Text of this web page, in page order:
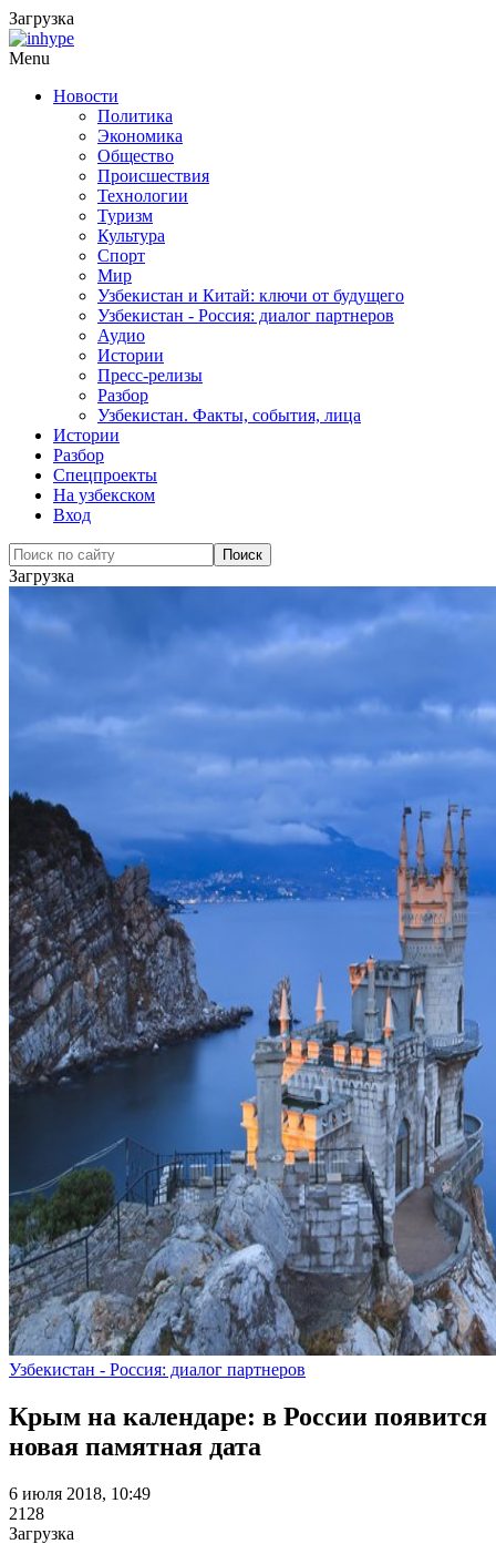
Загрузка
Menu
Новости
Политика
Экономика
Общество
Происшествия
Технологии
Туризм
Культура
Спорт
Мир
Узбекистан и Китай: ключи от будущего
Узбекистан - Россия: диалог партнеров
Аудио
Истории
Пресс-релизы
Разбор
Узбекистан. Факты, события, лица
Истории
Разбор
Спецпроекты
На узбекском
Вход
Загрузка
Узбекистан - Россия: диалог партнеров
Крым на календаре: в России появится
новая памятная дата
6 июля 2018, 10:49
2128
Загрузка